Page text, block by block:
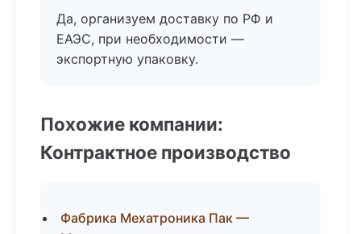
Да, организуем доставку по РФ и
ЕАЭС, при необходимости —
экспортную упаковку.
Похожие компании:
Контрактное производство
Фабрика Мехатроника Пак —